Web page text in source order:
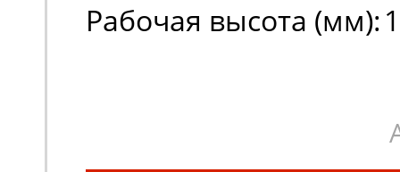
Рабочая высота (мм):